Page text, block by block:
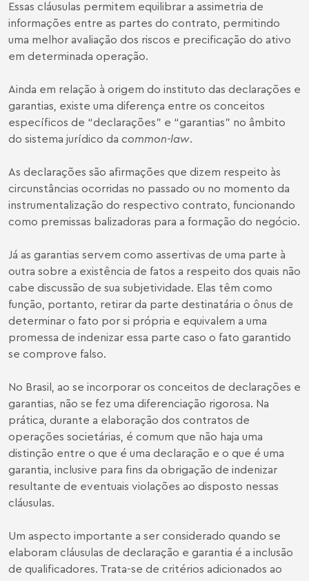
Essas cláusulas permitem equilibrar a assimetria de
informações entre as partes do contrato, permitindo
uma melhor avaliação dos riscos e precificação do ativo
em determinada operação.
Ainda em relação à origem do instituto das declarações e
garantias, existe uma diferença entre os conceitos
específicos de “declarações” e “garantias” no âmbito
do sistema jurídico da common-law.
As declarações são afirmações que dizem respeito às
circunstâncias ocorridas no passado ou no momento da
instrumentalização do respectivo contrato, funcionando
como premissas balizadoras para a formação do negócio.
Já as garantias servem como assertivas de uma parte à
outra sobre a existência de fatos a respeito dos quais não
cabe discussão de sua subjetividade. Elas têm como
função, portanto, retirar da parte destinatária o ônus de
determinar o fato por si própria e equivalem a uma
promessa de indenizar essa parte caso o fato garantido
se comprove falso.
No Brasil, ao se incorporar os conceitos de declarações e
garantias, não se fez uma diferenciação rigorosa. Na
prática, durante a elaboração dos contratos de
operações societárias, é comum que não haja uma
distinção entre o que é uma declaração e o que é uma
garantia, inclusive para fins da obrigação de indenizar
resultante de eventuais violações ao disposto nessas
cláusulas.
Um aspecto importante a ser considerado quando se
elaboram cláusulas de declaração e garantia é a inclusão
de qualificadores. Trata-se de critérios adicionados ao